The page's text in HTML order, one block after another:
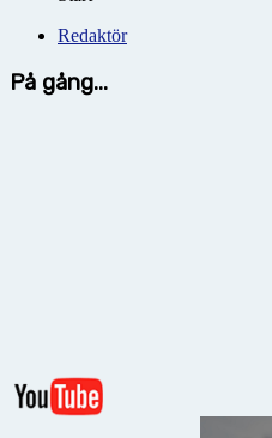
Redaktör
På gång...